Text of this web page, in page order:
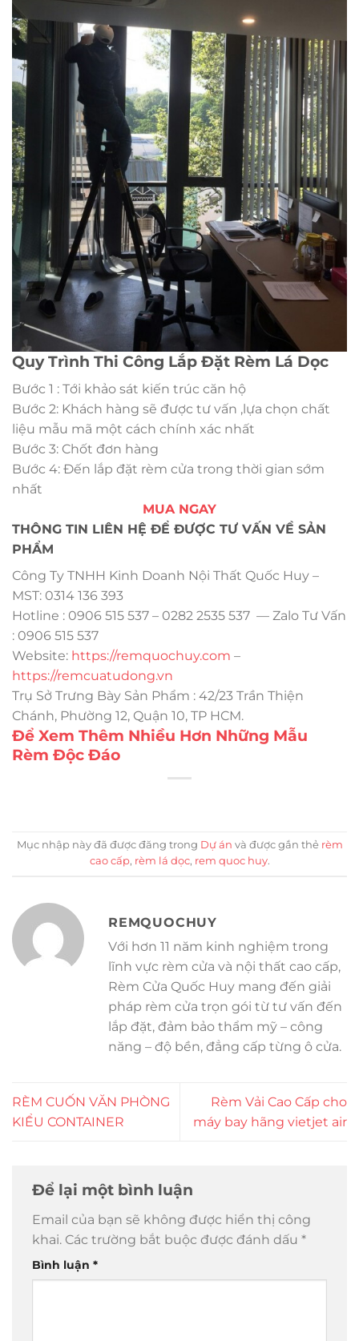
Quy Trình Thi Công Lắp Đặt Rèm Lá Dọc
Bước 1 : Tới khảo sát kiến trúc căn hộ
Bước 2: Khách hàng sẽ được tư vấn ,lựa chọn chất
liệu mẫu mã một cách chính xác nhất
Bước 3: Chốt đơn hàng
Bước 4: Đến lắp đặt rèm cửa trong thời gian sớm
nhất
MUA NGAY
THÔNG TIN LIÊN HỆ ĐỂ ĐƯỢC TƯ VẤN VỀ SẢN
PHẨM
Công Ty TNHH Kinh Doanh Nội Thất Quốc Huy –
MST: 0314 136 393
Hotline : 0906 515 537 – 0282 2535 537 — Zalo Tư Vấn
: 0906 515 537
Website: https://remquochuy.com –
https://remcuatudong.vn
Trụ Sở Trưng Bày Sản Phẩm : 42/23 Trần Thiện
Chánh, Phường 12, Quận 10, TP HCM.
Để Xem Thêm Nhiều Hơn Những Mẫu
Rèm Độc Đáo
Mục nhập này đã được đăng trong Dự án và được gắn thẻ rèm
cao cấp, rèm lá dọc, rem quoc huy.
REMQUOCHUY
Với hơn 11 năm kinh nghiệm trong
lĩnh vực rèm cửa và nội thất cao cấp,
Rèm Cửa Quốc Huy mang đến giải
pháp rèm cửa trọn gói từ tư vấn đến
lắp đặt, đảm bảo thẩm mỹ – công
năng – độ bền, đẳng cấp từng ô cửa.
RÈM CUỐN VĂN PHÒNG
KIỂU CONTAINER
Rèm Vải Cao Cấp cho
máy bay hãng vietjet air
Để lại một bình luận
Email của bạn sẽ không được hiển thị công
khai. Các trường bắt buộc được đánh dấu *
Bình luận *